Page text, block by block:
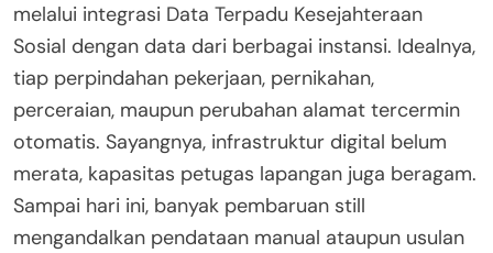
melalui integrasi Data Terpadu Kesejahteraan
Sosial dengan data dari berbagai instansi. Idealnya,
tiap perpindahan pekerjaan, pernikahan,
perceraian, maupun perubahan alamat tercermin
otomatis. Sayangnya, infrastruktur digital belum
merata, kapasitas petugas lapangan juga beragam.
Sampai hari ini, banyak pembaruan still
mengandalkan pendataan manual ataupun usulan